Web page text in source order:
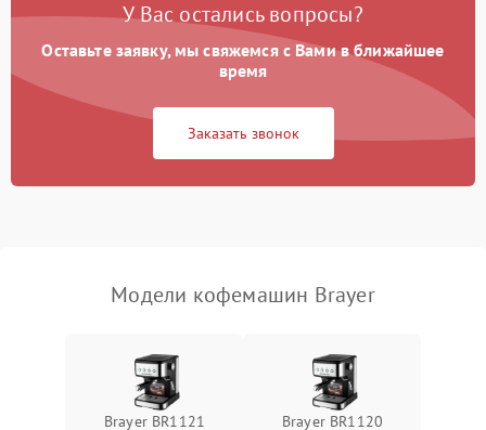
У Вас остались вопросы?
Оставьте заявку, мы свяжемся с Вами в ближайшее
время
Заказать звонок
Модели кофемашин Brayer
Brayer BR1121 Brayer BR1120